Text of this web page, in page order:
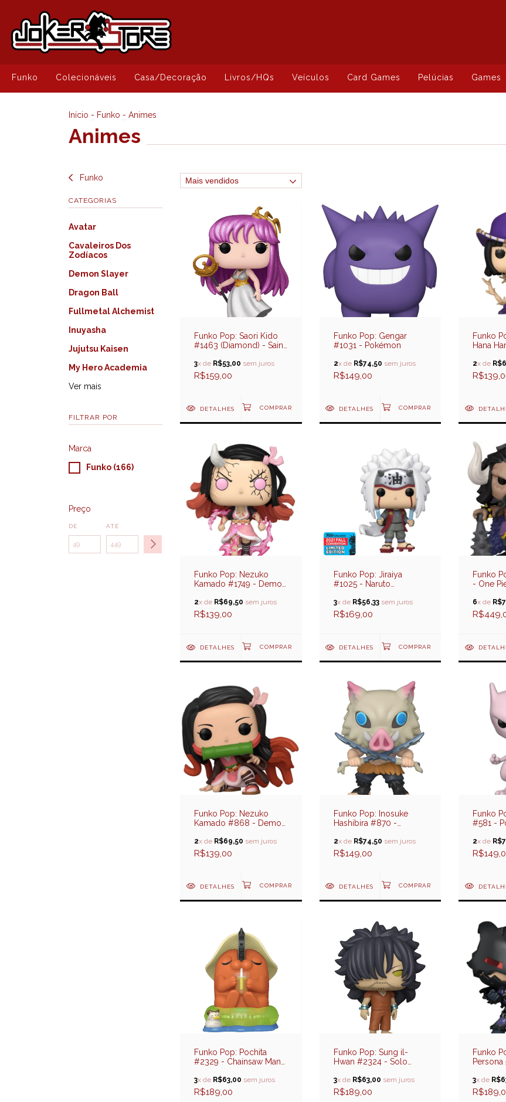
Funko Colecionáveis Casa/Decoração Livros/HQs Veículos Card Games Pelúcias Games
Início - Funko - Animes
Animes
Funko
CATEGORIAS
Avatar
Cavaleiros Dos
Zodíacos
Demon Slayer
Dragon Ball
Fullmetal Alchemist
Inuyasha
Jujutsu Kaisen
My Hero Academia
Ver mais
FILTRAR POR
Marca
Funko (166)
Preço
DE ATÉ
Funko Pop: Saori Kido
#1463 (Diamond) - Saint
Zodíaco) (Special
Edition)
3x de R$53,00 sem juros
R$159,00
DETALHES
Funko Pop: Gengar
#1031 - Pokémon
2x de R$74,50 sem juros
R$149,00
DETALHES
Funko
Hana
2x de
Funko Pop: Nezuko
Kamado #1749 - Demon
2x de R$69,50 sem juros
R$139,00
DETALHES
Funko Pop: Jiraiya
#1025 - Naruto
3x de R$56,33sem juros
R$169,00
DETALHES
Funko
- One
6x de
Funko Pop: Nezuko
Kamado #868 - Demon
2x de R$69,50 sem juros
R$139,00
DETALHES
Funko Pop: Inosuke
Hashibira #870 -
2x de R$74,50 sem juros
R$149,00
DETALHES
Funko
#581 -
2x de
Funko Pop: Pochita
#2329 - Chainsaw Man
Exclusive)
3x de R$63,00 sem juros
R$189,00
Funko Pop: Sung il-
Hwan #2324 - Solo
Exclusive)
3x de R$63,00 sem juros
R$189,00
Funko
Persona
3x de